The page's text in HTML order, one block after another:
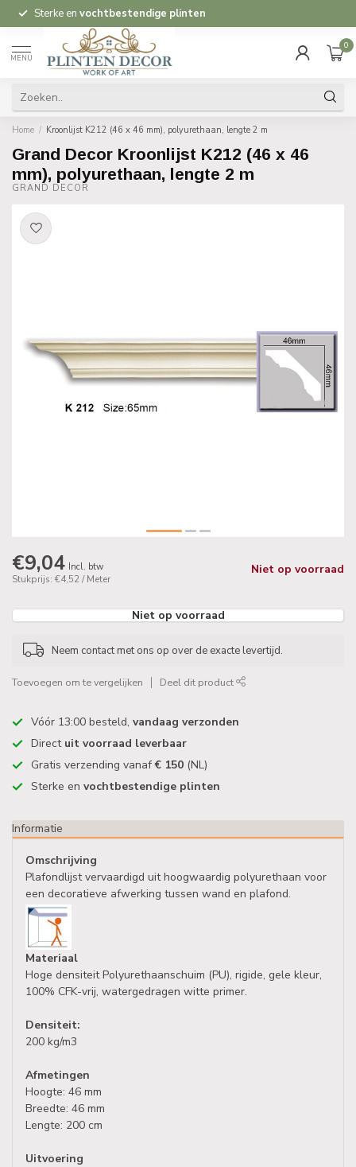
Sterke en vochtbestendige plinten
MENU
0
Home / Kroonlijst K212 (46 x 46 mm), polyurethaan, lengte 2 m
Grand Decor Kroonlijst K212 (46 x 46
mm), polyurethaan, lengte 2 m
GRAND DECOR
€9,04 Incl. btw
Stukprijs: €4,52 / Meter
Niet op voorraad
Niet op voorraad
Neem contact met ons op over de exacte levertijd.
Toevoegen om te vergelijken Deel dit product
Vóór 13:00 besteld, vandaag verzonden
Direct uit voorraad leverbaar
Gratis verzending vanaf€ 150 (NL)
Sterke en vochtbestendige plinten
Informatie
Omschrijving
Plafondlijst vervaardigd uit hoogwaardig polyurethaan voor
een decoratieve afwerking tussen wand en plafond.
Materiaal
Hoge densiteit Polyurethaanschuim (PU), rigide, gele kleur,
100% CFK-vrij, watergedragen witte primer.
Densiteit:
200 kg/m3
Afmetingen
Hoogte: 46 mm
Breedte: 46 mm
Lengte: 200 cm
Uitvoering